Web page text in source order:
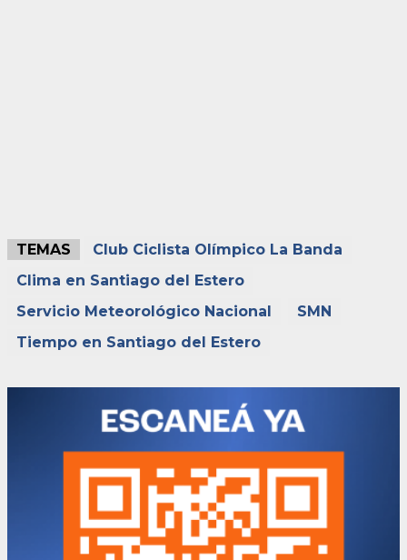
TEMAS
Club Ciclista Olímpico La Banda
Clima en Santiago del Estero
Servicio Meteorológico Nacional
SMN
Tiempo en Santiago del Estero